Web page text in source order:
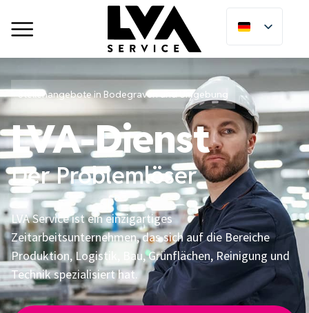
Stellenangebote in Bodegraven und Umgebung
LVA-Dienst
Der Problemlöser
LVA Service ist ein einzigartiges
Zeitarbeitsunternehmen, das sich auf die Bereiche
Produktion, Logistik, Bau, Grünflächen, Reinigung und
Technik spezialisiert hat.